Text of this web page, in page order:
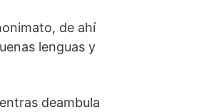
de ahí
lenguas y
deambula